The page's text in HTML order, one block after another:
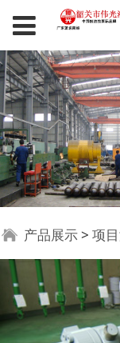
出口伊
产品展示> 项